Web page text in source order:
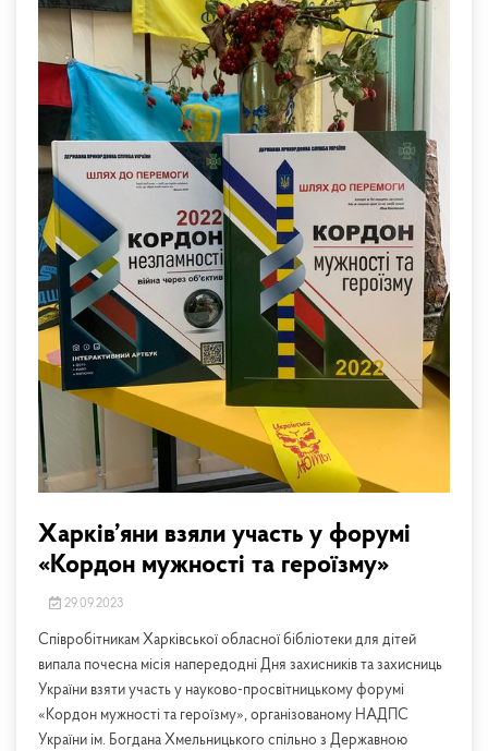
Харків’яни взяли участь у форумі
«Кордон мужності та героїзму»
29.09.2023
Співробітникам Харківської обласної бібліотеки для дітей
випала почесна місія напередодні Дня захисників та захисниць
України взяти участь у науково-просвітницькому форумі
«Кордон мужності та героїзму», організованому НАДПС
України ім. Богдана Хмельницького спільно з Державною